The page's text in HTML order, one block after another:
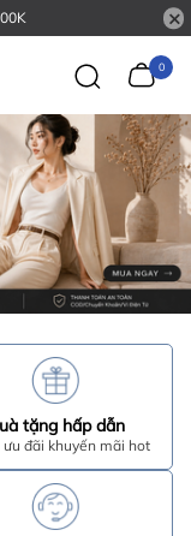
0
tặng hấp dẫn
ưu đãi khuyến mãi hot